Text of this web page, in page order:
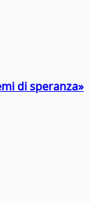
di speranza»